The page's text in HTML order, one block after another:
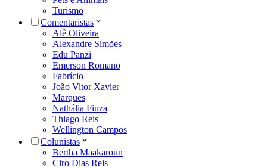
Turismo
Comentaristas
Alê Oliveira
Alexandre Simões
Edu Panzi
Emerson Romano
Fabrício
João Vitor Xavier
Marques
Nathália Fiuza
Thiago Reis
Wellington Campos
Colunistas
Bertha Maakaroun
Ciro Dias Reis